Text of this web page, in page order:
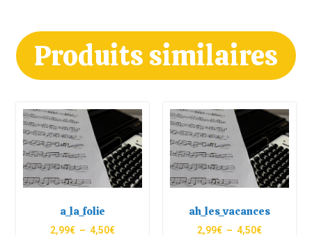
Produits similaires
a_la_folie
2,99€ – 4,50€
ah_les_vacances
2,99€ – 4,50€